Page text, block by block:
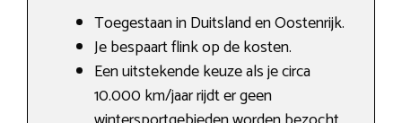
Toegestaan in Duitsland en Oostenrijk.
Je bespaart flink op de kosten.
Een uitstekende keuze als je circa
10.000 km/jaar rijdt er geen